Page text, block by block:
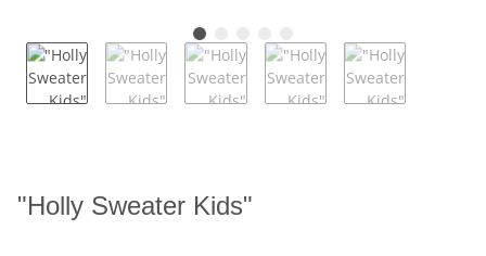
"Holly Sweater Kids"